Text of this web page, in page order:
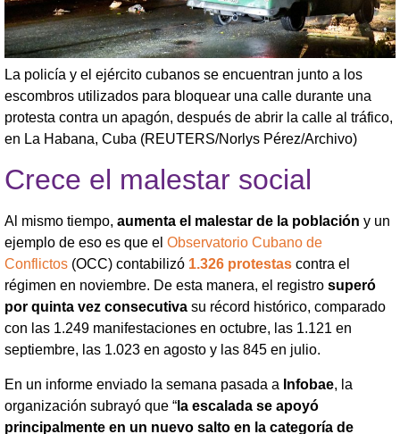
La policía y el ejército cubanos se encuentran junto a los
escombros utilizados para bloquear una calle durante una
protesta contra un apagón, después de abrir la calle al tráfico,
en La Habana, Cuba (REUTERS/Norlys Pérez/Archivo)
Crece el malestar social
Al mismo tiempo, aumenta el malestar de la población y un
ejemplo de eso es que el Observatorio Cubano de
Conflictos (OCC) contabilizó 1.326 protestas contra el
régimen en noviembre. De esta manera, el registro superó
por quinta vez consecutiva su récord histórico, comparado
con las 1.249 manifestaciones en octubre, las 1.121 en
septiembre, las 1.023 en agosto y las 845 en julio.
En un informe enviado la semana pasada a Infobae, la
organización subrayó que “ la escalada se apoyó
principalmente en un nuevo salto en la categoría de